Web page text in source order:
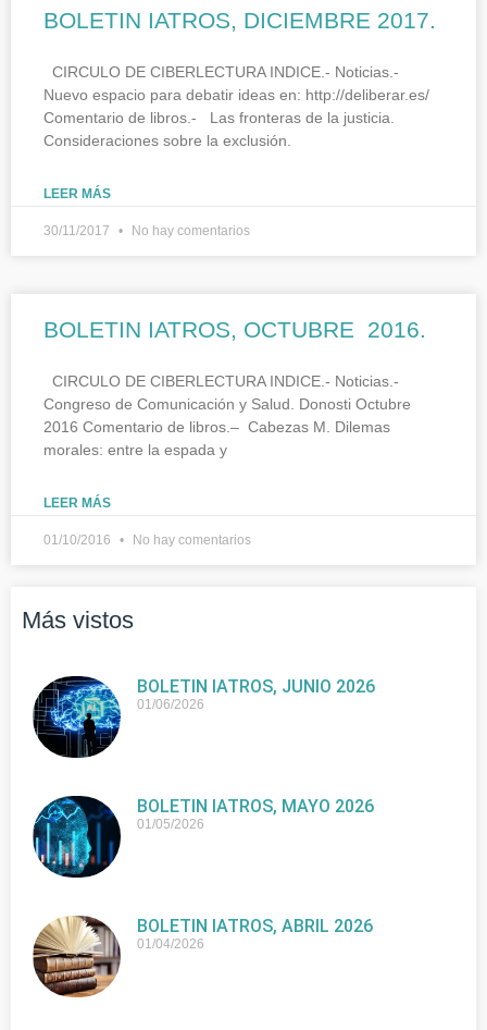
BOLETIN IATROS, DICIEMBRE 2017.
CIRCULO DE CIBERLECTURA INDICE.- Noticias.-
Nuevo espacio para debatir ideas en: http://deliberar.es/
Comentario de libros.- Las fronteras de la justicia.
Consideraciones sobre la exclusión.
LEER MÁS
30/11/2017 No hay comentarios
BOLETIN IATROS, OCTUBRE 2016.
CIRCULO DE CIBERLECTURA INDICE.- Noticias.-
Congreso de Comunicación y Salud. Donosti Octubre
2016 Comentario de libros.– Cabezas M. Dilemas
morales: entre la espada y
LEER MÁS
01/10/2016 No hay comentarios
Más vistos
BOLETIN IATROS, JUNIO 2026
01/06/2026
BOLETIN IATROS, MAYO 2026
01/05/2026
BOLETIN IATROS, ABRIL 2026
01/04/2026